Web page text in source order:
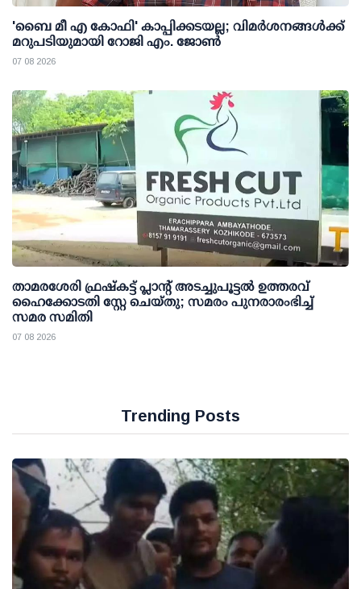
'ബൈ മീ എ കോഫി' കാപ്പിക്കടയല്ല; വിമര്‍ശനങ്ങള്‍ക്ക്
മറുപടിയുമായി റോജി എം. ജോണ്‍
07 08 2026
താമരശേരി ഫ്രഷ്കട്ട് പ്ലാന്റ് അടച്ചുപൂട്ടൽ ഉത്തരവ്
ഹൈക്കോടതി സ്റ്റേ ചെയ്തു; സമരം പുനരാരംഭിച്ച്
സമര സമിതി
07 08 2026
Trending Posts